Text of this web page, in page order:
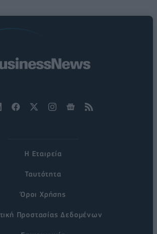
Η Εταιρεία
Ταυτότητα
Όροι Χρήσης
Προστασίας Δεδομένων